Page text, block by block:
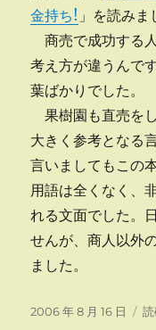
金持ち! 」を読みま
商売で成功する
考え方が違うんで
葉ばかりでした。
果樹園も直売を
大きく参考となる
言いましてもこの
用語は全くなく、
れる文面でした。
せんが、商人以外
ました。
投
2006 年 8 月 16 日
カ